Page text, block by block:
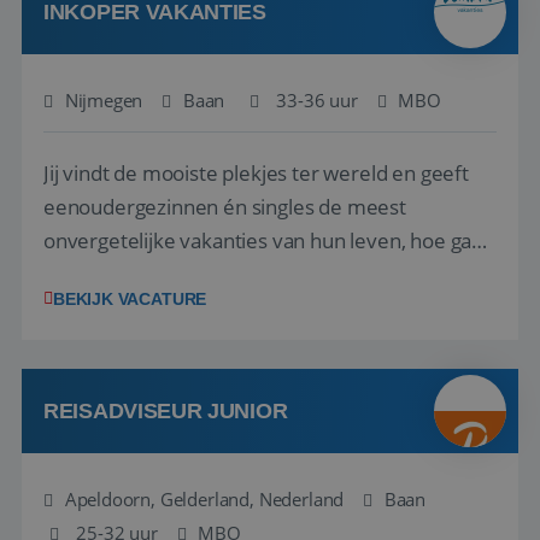
INKOPER VAKANTIES
Nijmegen Baan 33-36 uur MBO
Jij vindt de mooiste plekjes ter wereld en geeft
eenoudergezinnen én singles de meest
onvergetelijke vakanties van hun leven, hoe gaaf
net zo goed thuis is in een onderhandeling als op
in Europa? Dan is dit jouw kans. A...
BEKIJK VACATURE
REISADVISEUR JUNIOR
Apeldoorn, Gelderland, Nederland
Baan
25-32 uur
MBO